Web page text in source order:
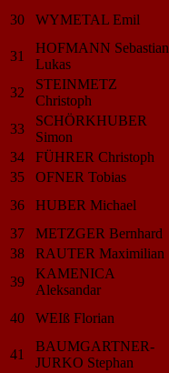
30
WYMETAL Emil
31
HOFMANN Sebastian
Lukas
32
STEINMETZ
Christoph
33
SCHÖRKHUBER
Simon
34
FÜHRER Christoph
35
OFNER Tobias
36
HUBER Michael
37
METZGER Bernhard
38
RAUTER Maximilian
39
KAMENICA
Aleksandar
40 WEIß Florian
41
BAUMGARTNER-
JURKO Stephan